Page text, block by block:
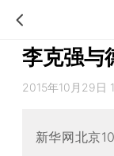
李克强与
2015年10月29日
新华网北京